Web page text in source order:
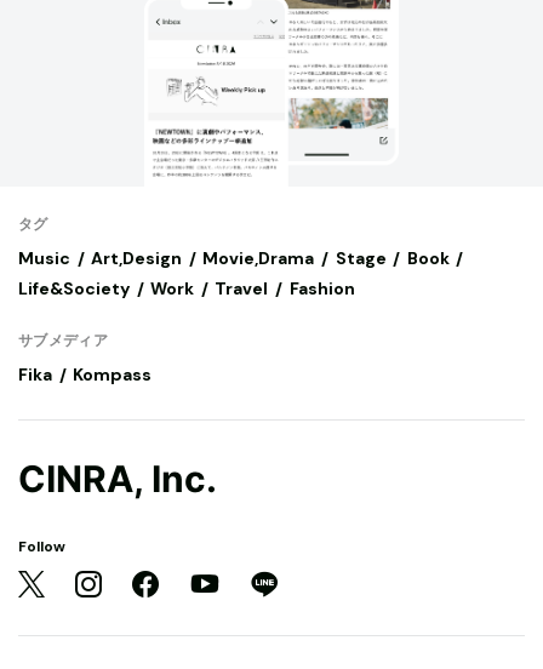
タグ
Music Art,Design Movie,Drama Stage
Book
Life&Society
Work Travel Fashion
サブメディア
Fika Kompass
CINRA, Inc.
Follow